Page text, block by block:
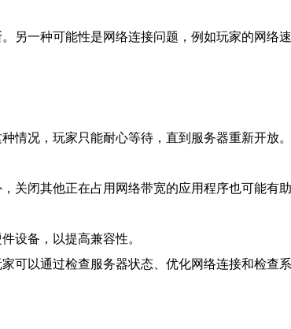
另一种可能性是网络连接问题，例如玩家的网络
情况，玩家只能耐心等待，直到服务器重新开放。
闭其他正在占用网络带宽的应用程序也可能有助
设备，以提高兼容性。
可以通过检查服务器状态、优化网络连接和检查